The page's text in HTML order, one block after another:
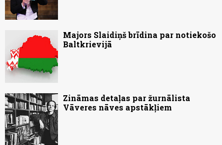
Majors Slaidiņš brīdina par notiekošo
Baltkrievijā
Zināmas detaļas par žurnālista
Vāveres nāves apstākļiem